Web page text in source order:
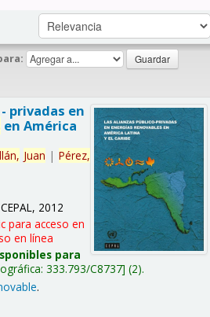
privadas en
en América
Juan | Pérez,
2012
para acceso en
en línea
para
333.793/C8737 (2).
.